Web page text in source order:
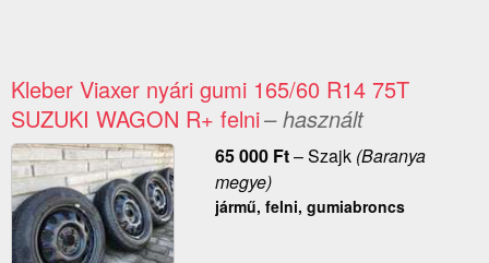
Kleber Viaxer nyári gumi 165/60 R14 75T
SUZUKI WAGON R+ felni– használt
65 000 Ft–Szajk(Baranya
megye)
jármű, felni, gumiabroncs